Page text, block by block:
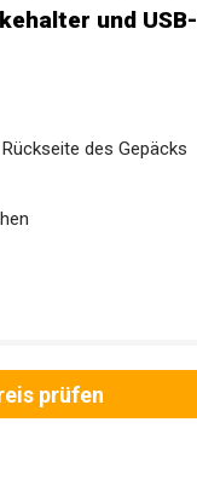
und USB-
des Gepäcks
prüfen